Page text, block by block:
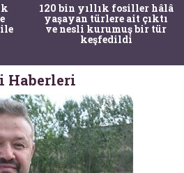
Bir torba kemik adli
tıpçıları şaşkına çevirdi,
kemiklerin sırrını
arkeologlar çözdü
Haberleri